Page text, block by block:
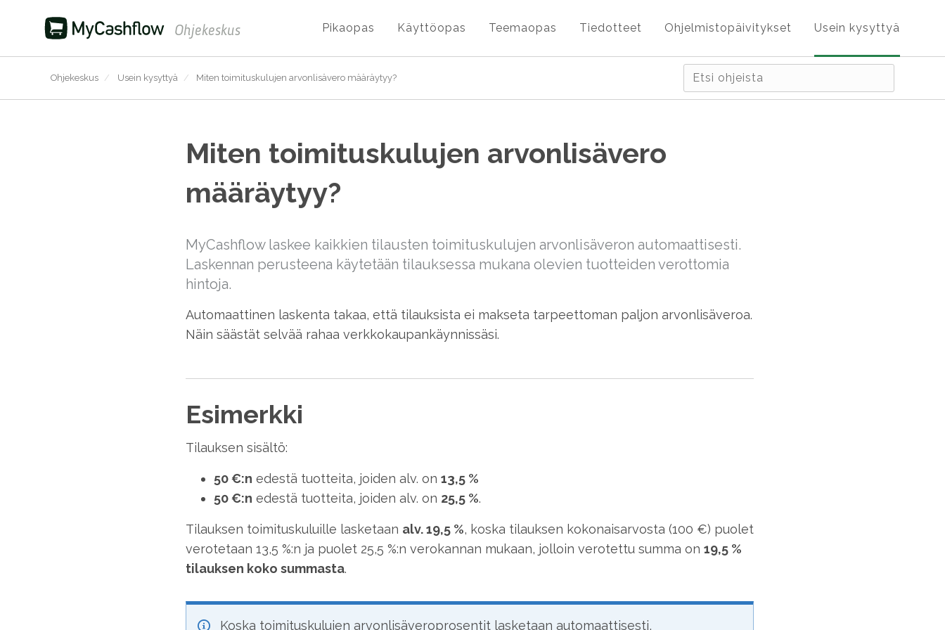
Ohjekeskus Pikaopas Käyttöopas Teemaopas Tiedotteet Ohjelmistopäivitykset Usein kysyttyä
Ohjekeskus / Usein kysyttyä / Miten toimituskulujen arvonlisävero määräytyy?
Miten toimituskulujen arvonlisävero
määräytyy?
MyCashflow laskee kaikkien tilausten toimituskulujen arvonlisäveron automaattisesti.
Laskennan perusteena käytetään tilauksessa mukana olevien tuotteiden verottomia
hintoja.
Automaattinen laskenta takaa, että tilauksista ei makseta tarpeettoman paljon arvonlisäveroa.
Näin säästät selvää rahaa verkkokaupankäynnissäsi.
Esimerkki
Tilauksen sisältö:
50 €:n edestä tuotteita, joiden alv. on 13,5 %
50 €:n edestä tuotteita, joiden alv. on 25,5 %.
Tilauksen toimituskuluille lasketaan alv. 19,5 %, koska tilauksen kokonaisarvosta (100 €) puolet
verotetaan 13,5 %:n ja puolet 25,5 %:n verokannan mukaan, jolloin verotettu summa on 19,5 %
tilauksen koko summasta.
Koska toimituskulujen arvonlisäveroprosentit lasketaan automaattisesti,